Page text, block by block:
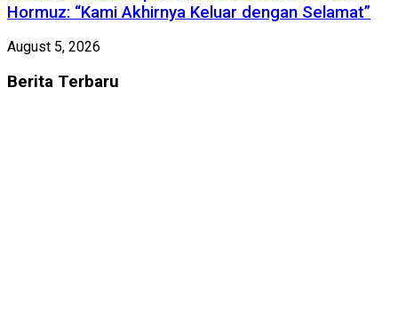
Hormuz: “Kami Akhirnya Keluar dengan Selamat”
August 5, 2026
Berita Terbaru